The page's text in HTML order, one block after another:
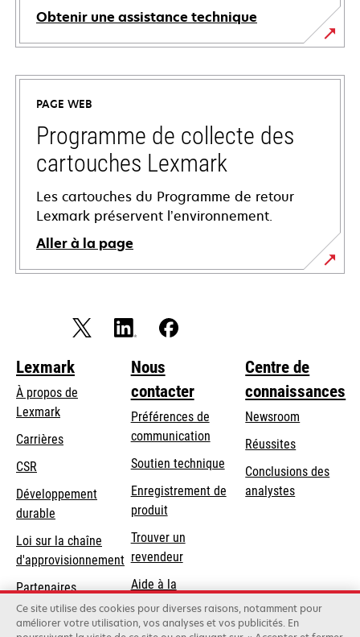
Obtenir une assistance technique
s’ouvre
dans
nouvel
onglet
PAGE WEB
Programme de collecte des
cartouches Lexmark
Les cartouches du Programme de retour
Lexmark préservent l’environnement.
Aller à la page
Lexmark
À propos de
Lexmark
Carrières
CSR
Développement
durable
Loi sur la chaîne
d'approvisionnement
Partenaires
Lexmark
Nous
contacter
Préférences de
communication
s’ouvre
dans
un
nouvel
onglet
Soutien techniques’ouvre
dans
un
Enregistrement de
produit
Trouver un
revendeur
Aide à la
Commande
Centre de
connaissances
Newsroom
Réussites
Conclusions des
analystes
Ce site utilise des cookies pour diverses raisons, notamment pour
améliorer votre utilisation, vos analyses et vos publicités. En